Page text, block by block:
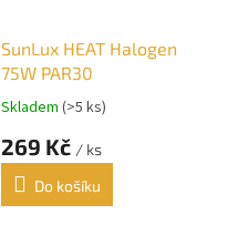
SunLux HEAT Halogen
75W PAR30
Skladem (>5 ks)
269 Kč / ks
Do košíku